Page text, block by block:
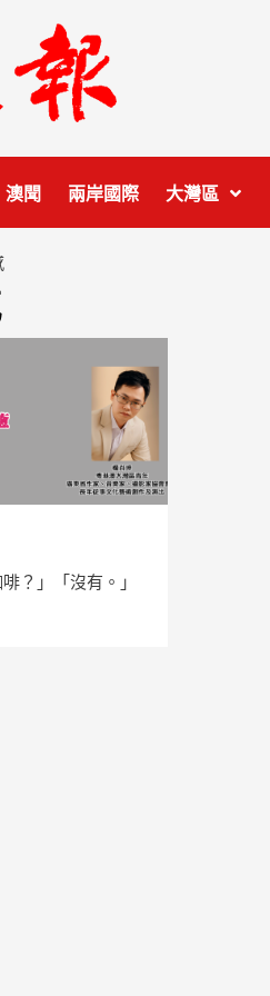
澳聞 兩岸國際 大灣區
？」「沒有。」